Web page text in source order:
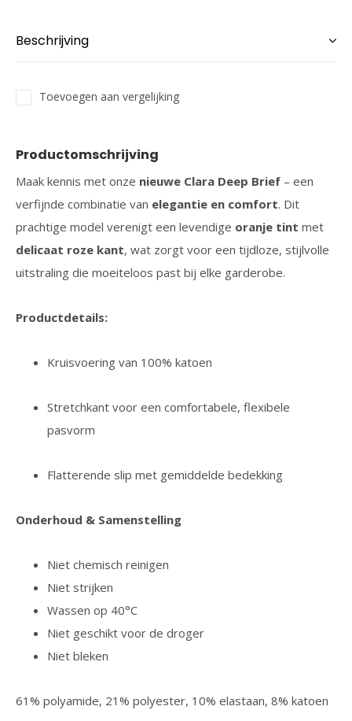
Beschrijving
Toevoegen aan vergelijking
Productomschrijving
Maak kennis met onze nieuwe Clara Deep Brief – een
verfijnde combinatie van elegantie en comfort. Dit
prachtige model verenigt een levendige oranje tint met
delicaat roze kant, wat zorgt voor een tijdloze, stijlvolle
uitstraling die moeiteloos past bij elke garderobe.
Productdetails:
Kruisvoering van 100% katoen
Stretchkant voor een comfortabele, flexibele
pasvorm
Flatterende slip met gemiddelde bedekking
Onderhoud & Samenstelling
Niet chemisch reinigen
Niet strijken
Wassen op 40°C
Niet geschikt voor de droger
Niet bleken
61% polyamide, 21% polyester, 10% elastaan, 8% katoen